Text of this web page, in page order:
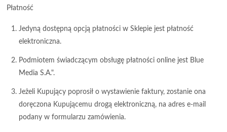
Płatność
Jedyną dostępną opcją płatności w Sklepie jest płatność
elektroniczna.
Podmiotem świadczącym obsługę płatności online jest Blue
Media S.A.".
Jeżeli Kupujący poprosił o wystawienie faktury, zostanie ona
doręczona Kupującemu drogą elektroniczną, na adres e-mail
podany w formularzu zamówienia.